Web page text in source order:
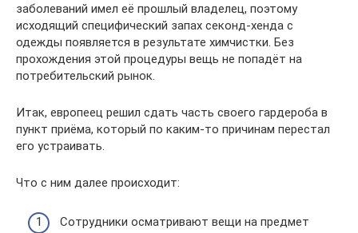
заболеваний имел её прошлый владелец, поэтому
исходящий специфический запах секонд-хенда с
одежды появляется в результате химчистки. Без
прохождения этой процедуры вещь не попадёт на
потребительский рынок.
Итак, европеец решил сдать часть своего гардероба в
пункт приёма, который по каким-то причинам перестал
его устраивать.
Что с ним далее происходит:
Сотрудники осматривают вещи на предмет